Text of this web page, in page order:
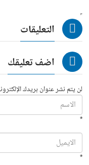
التعليقات
اضف تعليقك
لن يتم نشر عنوان بريدك
*
*